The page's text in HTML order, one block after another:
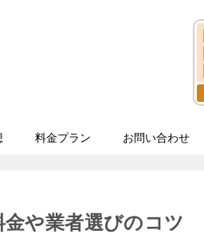
料金プラン お問い合わせ
や業者選びのコツ